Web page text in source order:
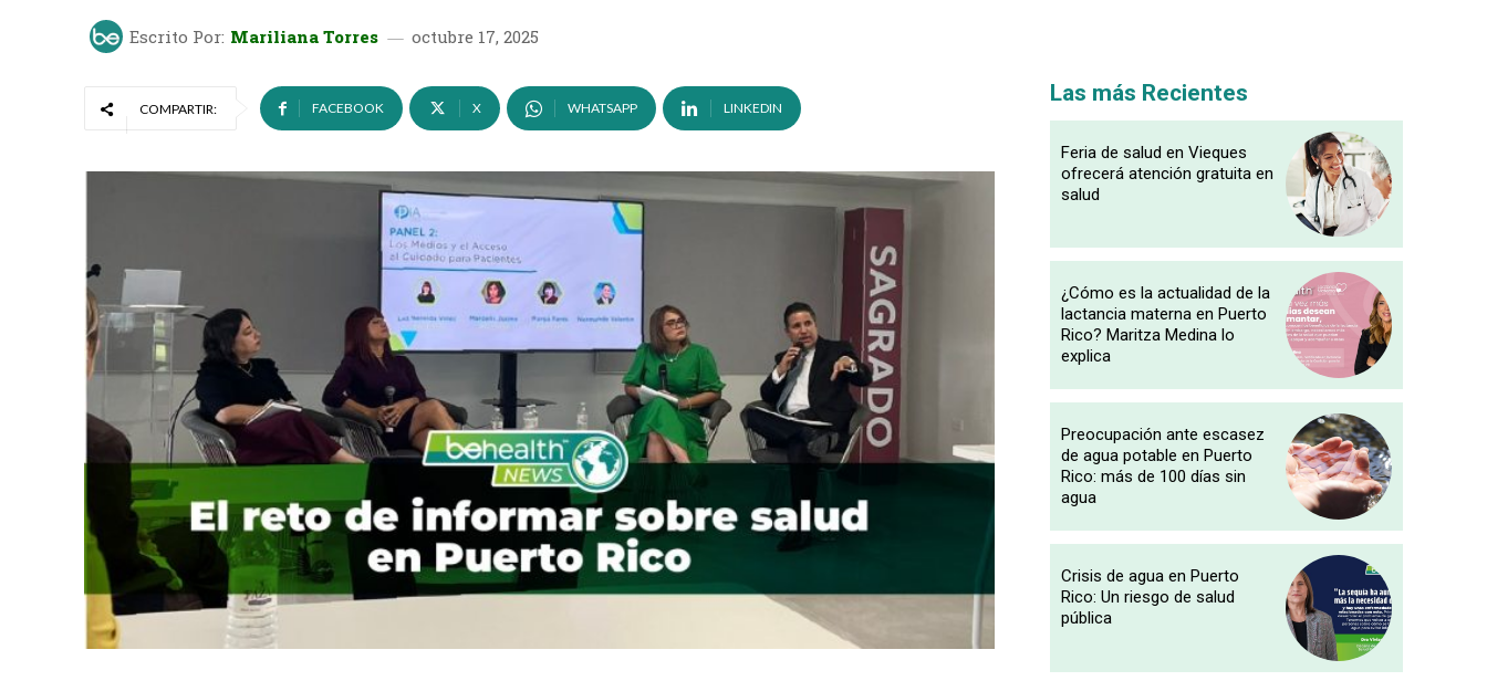
Escrito Por: Mariliana Torres octubre 17, 2025
COMPARTIR: FACEBOOK X WHATSAPP LINKEDIN
Las más Recientes
Feria de salud en Vieques
ofrecerá atención gratuita en
salud
¿Cómo es la actualidad de la
lactancia materna en Puerto
Rico? Maritza Medina lo
explica
Preocupación ante escasez
de agua potable en Puerto
Rico: más de 100 días sin
agua
Crisis de agua en Puerto
Rico: Un riesgo de salud
pública